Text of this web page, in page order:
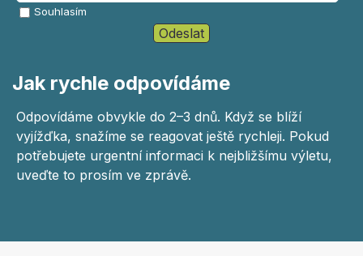
Souhlasím
Jak rychle odpovídáme
Odpovídáme obvykle do 2–3 dnů. Když se blíží
vyjížďka, snažíme se reagovat ještě rychleji. Pokud
potřebujete urgentní informaci k nejbližšímu výletu,
uveďte to prosím ve zprávě.